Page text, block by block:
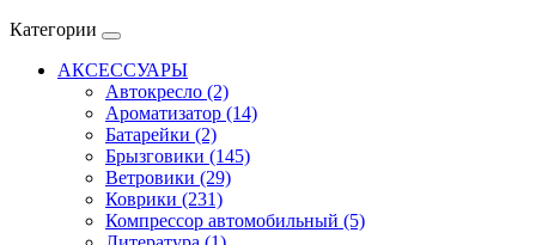
Категории
АКСЕССУАРЫ
Автокресло (2)
Ароматизатор (14)
Батарейки (2)
Брызговики (145)
Ветровики (29)
Коврики (231)
Компрессор автомобильный (5)